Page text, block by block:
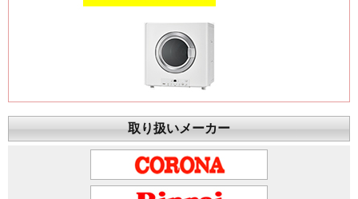
取り扱いメーカー